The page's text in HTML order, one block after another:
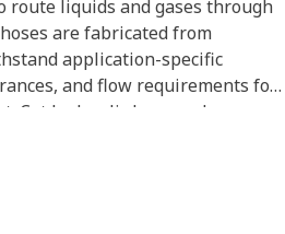
route liquids and gases through
are fabricated from
application-specific
and flow requirements for
Cat hydraulic hose and
the most rigorous testing
system to ensure a perfect fit
and dependability.